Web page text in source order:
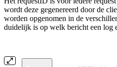
wordt deze gegenereerd door de
worden opgenomen in de
duidelijk is op welk bericht een log